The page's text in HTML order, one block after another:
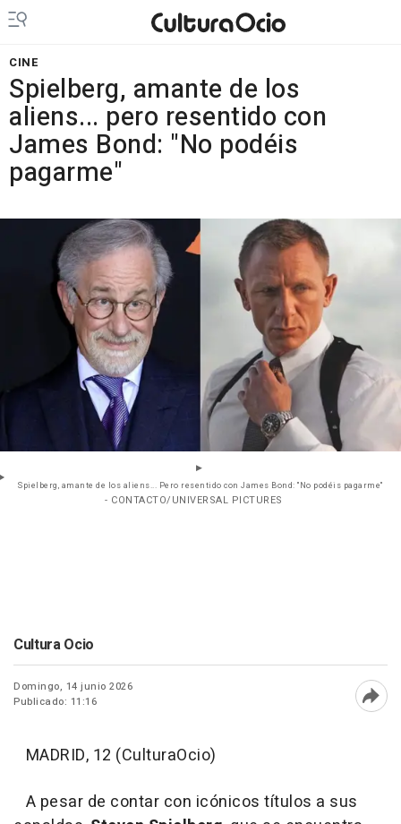
CINE
Spielberg, amante de los
aliens... pero resentido con
James Bond: "No podéis
pagarme"
Spielberg, amante de los aliens... Pero resentido con James Bond: "No podéis pagarme"
- CONTACTO/UNIVERSAL PICTURES
Cultura Ocio
Domingo, 14 junio 2026
Publicado: 11:16
MADRID, 12 (CulturaOcio)
A pesar de contar con icónicos títulos a sus